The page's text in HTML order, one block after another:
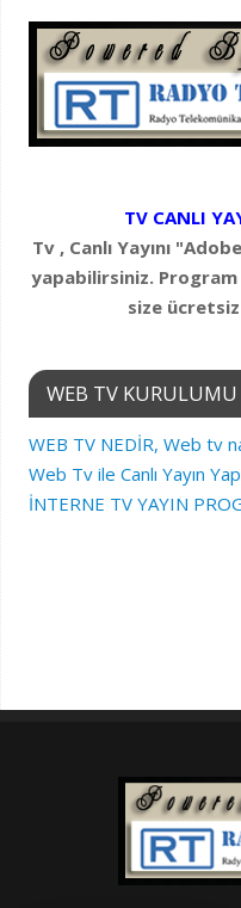
TV CANLI
Tv , Canlı Yayını
yapabilirsiniz.
size
WEB TV KURULUMU
WEB TV NEDİR, Web tv
Web Tv ile Canlı Yayın
İNTERNE TV YAYIN